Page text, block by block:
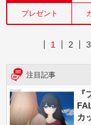
プレゼント
1 2 3
注目記事
カ